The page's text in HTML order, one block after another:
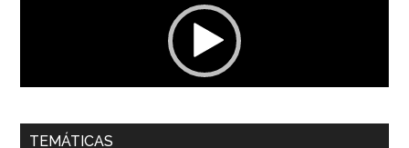
00:00 01:04
TEMÁTICAS